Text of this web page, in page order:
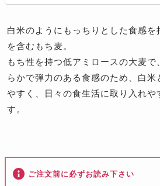
白米のようにもっちりとした食感
を含むもち麦。
もち性を持つ低アミロースの大麦
らかで弾力のある食感のため、白
やすく、日々の食生活に取り入れや
す。
ご注文前に必ずお読み下さい